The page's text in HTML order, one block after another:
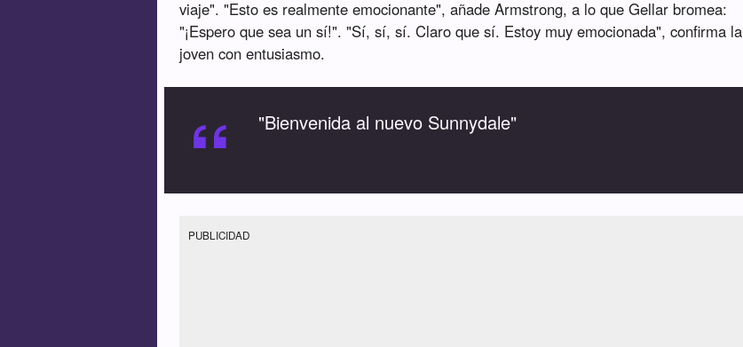
viaje". "Esto es realmente emocionante", añade Armstrong, a lo que Gellar bromea:
"¡Espero que sea un sí!". "Sí, sí, sí. Claro que sí. Estoy muy emocionada", confirma la
joven con entusiasmo.
“ "Bienvenida al nuevo Sunnydale"
PUBLICIDAD